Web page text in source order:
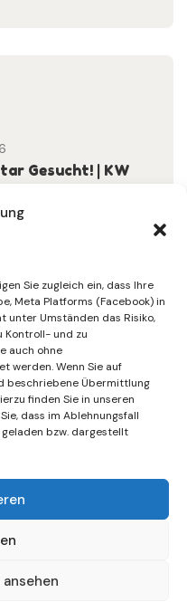
Sie zugleich ein, dass Ihre
Meta Platforms (Facebook) in
unter Umständen das Risiko,
Kontroll- und zu
auch ohne
werden. Wenn Sie auf
beschriebene Übermittlung
finden Sie in unseren
dass im Ablehnungsfall
bzw. dargestellt
Gesucht! | KW
| KW 31/…
Friedensgebet
…